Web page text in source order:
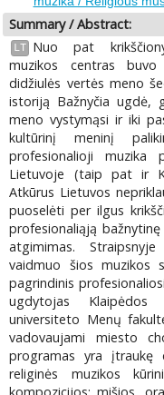
Summary / Abstract:
LT
Nuo pat
muzikos centras buvo
didžiulės vertės meno
istoriją Bažnyčia ugdė,
meno vystymąsi ir iki
kultūrinį meninį
profesionalioji
Lietuvoje (taip pat ir
Atkūrus Lietuvos
puoselėti per ilgus
profesionaliąją
atgimimas.
vaidmuo šios muzikos
pagrindinis
ugdytojas
universiteto Menų
vadovaujami miesto
programas yra
religinės muzikos